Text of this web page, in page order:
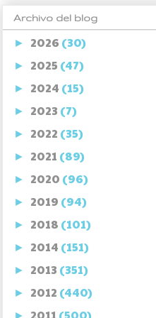
Archivo del blog
► 2026 (30)
► 2025 (47)
► 2024 (15)
► 2023 (7)
► 2022 (35)
► 2021 (89)
► 2020 (96)
► 2019 (94)
► 2018 (101)
► 2014 (151)
► 2013 (351)
► 2012 (440)